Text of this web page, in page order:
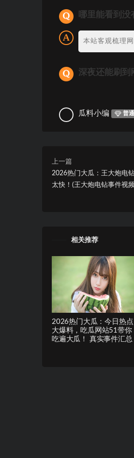
哪里能看到没
本站客观梳理
深夜还能刷到
瓜料小编 普通
上一篇
2026热门大瓜：王大炮电
太快！(王大炮电钻事件视
相关推荐
2026热门大瓜：今日热点
大爆料，吃瓜网站51带你
吃遍大瓜！ 真实事件汇总